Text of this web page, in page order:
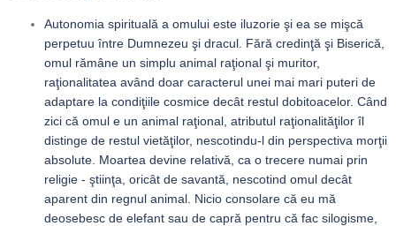
Autonomia spirituală a omului este iluzorie şi ea se mişcă
perpetuu între Dumnezeu şi dracul. Fără credinţă şi Biserică,
omul rămâne un simplu animal raţional şi muritor,
raţionalitatea având doar caracterul unei mai mari puteri de
adaptare la condiţiile cosmice decât restul dobitoacelor. Când
zici că omul e un animal raţional, atributul raţionalităţilor îl
distinge de restul vietăţilor, nescotindu-l din perspectiva morţii
absolute. Moartea devine relativă, ca o trecere numai prin
religie - ştiinţa, oricât de savantă, nescotind omul decât
aparent din regnul animal. Nicio consolare că eu mă
deosebesc de elefant sau de capră pentru că fac silogisme,